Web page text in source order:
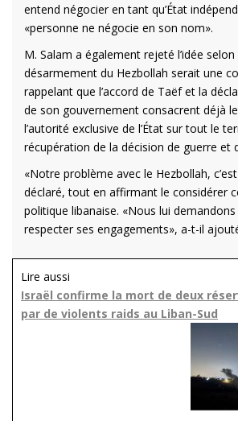
entend négocier en tant qu’État
«personne ne négocie en son nom».
M. Salam a également rejeté l’idée selon
désarmement du Hezbollah serait une
rappelant que l’accord de Taëf et la
de son gouvernement consacrent déjà
l’autorité exclusive de l’État sur tout le
récupération de la décision de guerre et
«Notre problème avec le Hezbollah,
déclaré, tout en affirmant le considérer
politique libanaise. «Nous lui
respecter ses engagements», a-t-il
Lire aussi
Israël confirme la mort de deux
par de violents raids au Liban-Sud